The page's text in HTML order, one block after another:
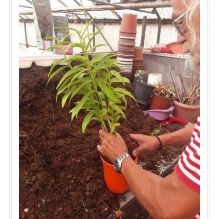
και προσαρμοστικότητας παρόλη την φαινομενικά εύθραυστη
εμφάνισή της. Τα άνθη της μεγαλόπρεπα και εντυπωσιακά
καλύπτουν όλο φάσμα των θερμών χρωμάτων και τείνουν να
εμφανίζονται πολλά πολλά μαζί σε κλαδιά που ξεπροβάλλουν
μεσά άπό τα φύλλα πλαισιώνοντας τέλεια το εκκεντρικά και με
γεωμετρικκή συμμετρία πράσινο σκούρο φύλλωμα της που έχει
την τάση να μεγαλώνει σε "πατώματα". Συνήθως κατά τη
διάρκεια της δεύτερης ανθοφορίας τα λουλούδια αυτά
πολλαπλασιάζονται τόσο σε ποσότητα όσο και σε διάρκρια με
αποτέλεσμμα να διατηρούνται μέχρι και 2 μήνές άθικτα πάνω
στο φυτό. Αν και τροπικό λουλούδι, δεν έχει ιδιαίτερες
απαιτήσεις σε φως και θερμότητα. Αναπτύσσεται και επιβίώνει
και σε μέρη με λιγότερο φωτισμό και θερμοκρασία μέχρι 12
βαθμούς Κέλσίου minimum. Η βάντα είναι πλουσιοπάροχη και
γενναιόδωρη με τους ανθρώπους που ζούν μάζί της κάί τήν
φροντίζουν, προσφέροντας τους απλόχερα τόσο πληθώρα
φύλλων όσο και τα πανέμορφα άνθη της καθόλη τη διάρκεια
του έτους, με βασική προυπόθεση να τηρούνται δύο